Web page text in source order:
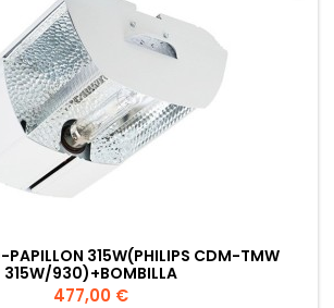
PAPILLON 315W(PHILIPS CDM-TMW
315W/930)+BOMBILLA
Precio
477,00 €